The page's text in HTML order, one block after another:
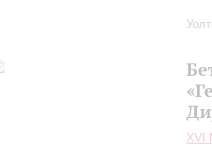
XVI